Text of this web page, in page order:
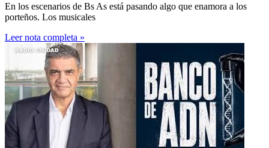
En los escenarios de Bs As está pasando algo que enamora a los
porteños. Los musicales
Leer nota completa »